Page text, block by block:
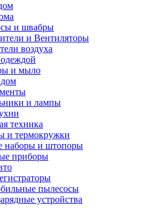
и швабры
и Вентиляторы
воздуха
и мыло
и лампы
техника
и термокружки
наборы и штопоры
приборы
пылесосы
устройства